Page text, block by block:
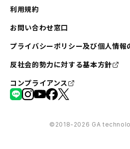
利用規約
お問い合わせ窓口
プライバシーポリシー及び個人情報
反社会的勢力に対する基本方針
コンプライアンス
©︎2018-2026 GA